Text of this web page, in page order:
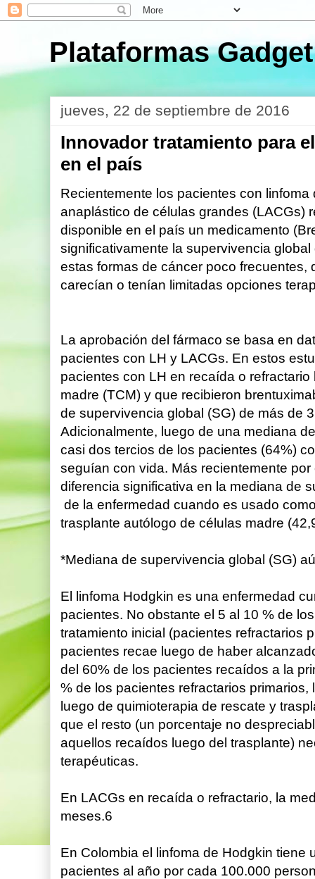
Plataformas Gadget
jueves, 22 de septiembre de 2016
Innovador tratamiento para
en el país
Recientemente los pacientes con
anaplástico de células grandes (LACGs)
disponible en el país un medicamento
significativamente la supervivencia
estas formas de cáncer poco frecuentes,
carecían o tenían limitadas opciones
La aprobación del fármaco se basa en
pacientes con LH y LACGs. En estos
pacientes con LH en recaída o
madre (TCM) y que recibieron
de supervivencia global (SG) de más de
Adicionalmente, luego de una mediana
casi dos tercios de los pacientes (64%)
seguían con vida. Más recientemente
diferencia significativa en la mediana de
de la enfermedad cuando es usado
trasplante autólogo de células madre
*Mediana de supervivencia global (SG)
El linfoma Hodgkin es una enfermedad
pacientes. No obstante el 5 al 10 % de
tratamiento inicial (pacientes refractarios
pacientes recae luego de haber
del 60% de los pacientes recaídos a la
% de los pacientes refractarios
luego de quimioterapia de rescate y
que el resto (un porcentaje no
aquellos recaídos luego del trasplante)
terapéuticas.
En LACGs en recaída o refractario, la
meses.6
En Colombia el linfoma de Hodgkin tiene
pacientes al año por cada 100.000